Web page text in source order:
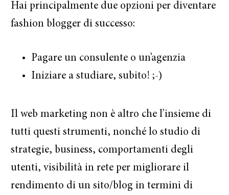
Hai principalmente due opzioni per diventare
fashion blogger di successo:
Pagare un consulente o un’agenzia
Iniziare a studiare, subito! ;-)
Il web marketing non è altro che l’insieme di
tutti questi strumenti, nonché lo studio di
strategie, business, comportamenti degli
utenti, visibilità in rete per migliorare il
rendimento di un sito/blog in termini di